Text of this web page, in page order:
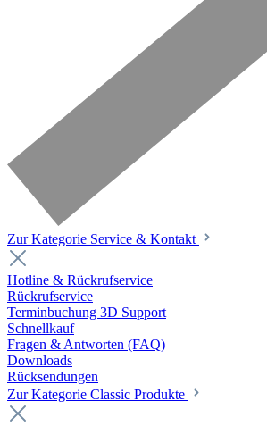
Zur Kategorie Service & Kontakt
Hotline & Rückrufservice
Rückrufservice
Terminbuchung 3D Support
Schnellkauf
Fragen & Antworten (FAQ)
Downloads
Rücksendungen
Zur Kategorie Classic Produkte